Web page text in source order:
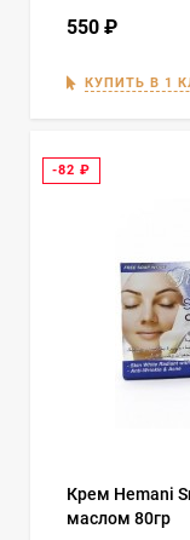
550 ₽
КУПИТЬ В 1
-82 ₽
Крем Hemani
маслом 80гр